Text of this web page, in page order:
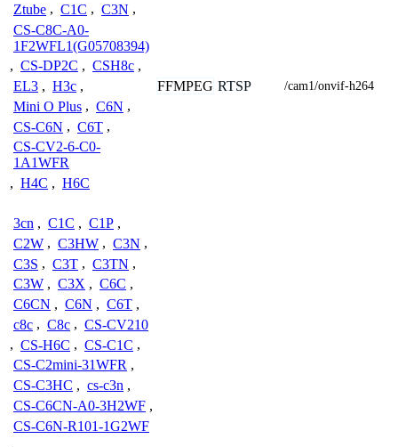
Ztube , C1C , C3N ,
CS-C8C-A0-
1F2WFL1(G05708394)
, CS-DP2C , CSH8c ,
EL3 , H3c ,
Mini O Plus , C6N ,
CS-C6N , C6T ,
CS-CV2-6-C0-
1A1WFR
, H4C , H6C
FFMPEG RTSP /cam1/onvif-h264
3cn , C1C , C1P ,
C2W , C3HW , C3N ,
C3S , C3T , C3TN ,
C3W , C3X , C6C ,
C6CN , C6N , C6T ,
c8c , C8c , CS-CV210
, CS-H6C , CS-C1C ,
CS-C2mini-31WFR ,
CS-C3HC , cs-c3n ,
CS-C6CN-A0-3H2WF ,
CS-C6N-R101-1G2WF